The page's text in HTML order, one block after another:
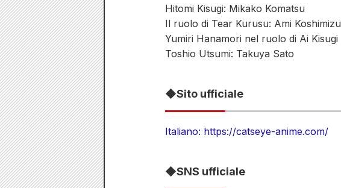
Hitomi Kisugi: Mikako Komatsu
Il ruolo di Tear Kurusu: Ami Koshimizu
Yumiri Hanamori nel ruolo di Ai Kisugi
Toshio Utsumi: Takuya Sato
◆Sito ufficiale
Italiano: https://catseye-anime.com/
◆SNS ufficiale